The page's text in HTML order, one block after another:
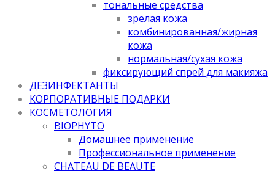
тональные средства
зрелая кожа
комбинированная/жирная
кожа
нормальная/cухая кожа
фиксирующий спрей для макияжа
ДЕЗИНФЕКТАНТЫ
КОРПОРАТИВНЫЕ ПОДАРКИ
КОСМЕТОЛОГИЯ
BIOPHYTO
Домашнее применение
Профессиональное применение
CHATEAU DE BEAUTE